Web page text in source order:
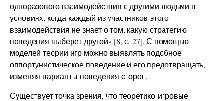
одноразового взаимодействия с другими людьми в
условиях, когда каждый из участников этого
взаимодействия не знает о том, какую стратегию
поведения выберет другой» [8, с. 27]. С помощью
моделей теории игр можно выявлять подобное
оппортунистическое поведение и его предотвращать,
изменяя варианты поведения сторон.
Существует точка зрения, что теоретико-игровые